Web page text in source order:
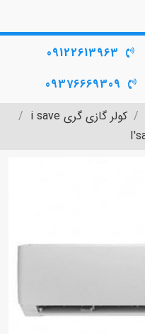
09122613963
09376669309
کولر گازی گری i save